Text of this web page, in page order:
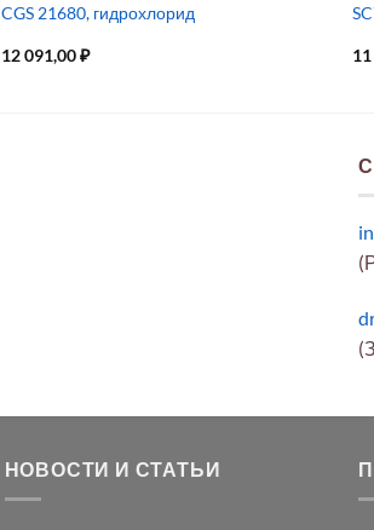
CGS 21680, гидрохлорид
12 091,00₽
НОВОСТИ И СТАТЬИ